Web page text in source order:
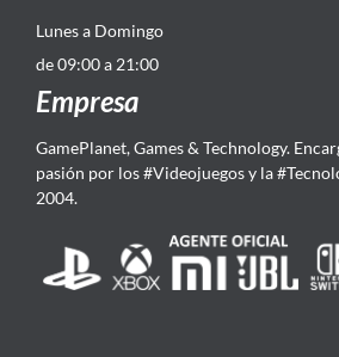
Lunes a Domingo
de 09:00 a 21:00
Empresa
GamePlanet, Games & Technology.
pasión por los #Videojuegos y la
2004.